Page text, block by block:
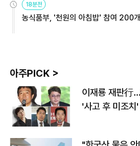
18분전
농식품부, '천원의 아침밥' 참여 200
아주PICK >
이재룡 재판行
'사고 후 미조치'